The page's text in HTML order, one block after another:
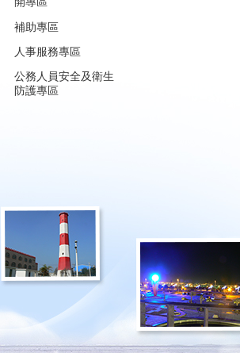
補助專區
人事服務專區
公務人員安全及衛生
防護專區